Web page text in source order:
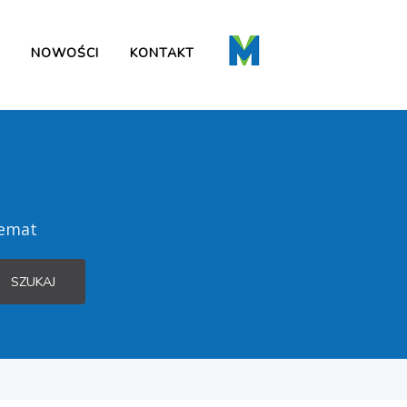
NOWOŚCI KONTAKT
SZUKAJ